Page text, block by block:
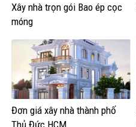
Xây nhà trọn gói Bao ép cọc
móng
Đơn giá xây nhà thành phố
Thủ Đức HCM